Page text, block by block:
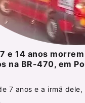
e 14 anos morrem
na BR-470, em
7 anos e a irmã dele,